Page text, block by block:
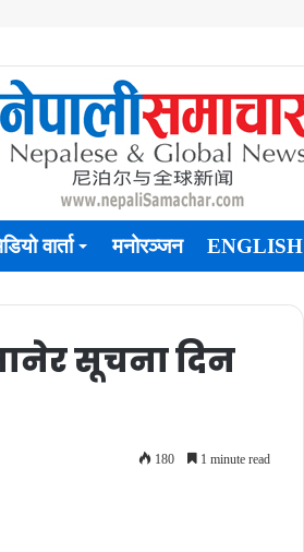
वार्ता मनोरञ्जन ENGLISH
सूचना दिन
180 1 minute read